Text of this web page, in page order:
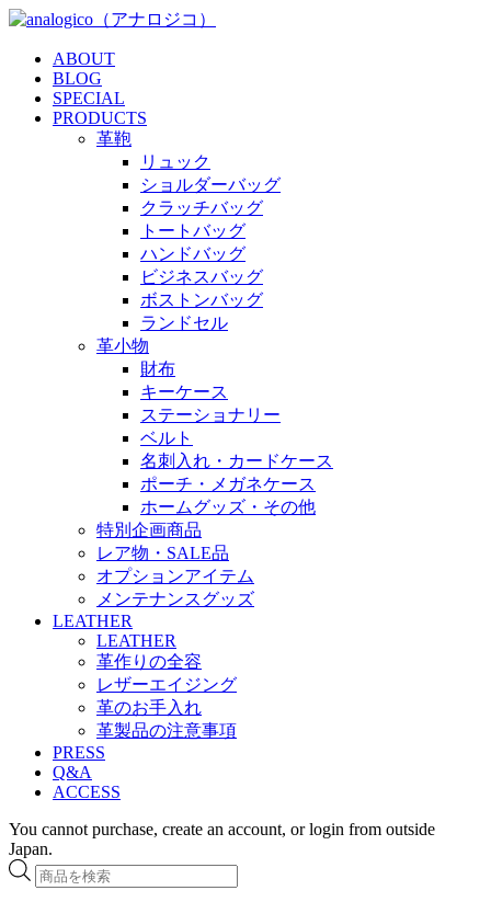
ABOUT
BLOG
SPECIAL
PRODUCTS
革鞄
リュック
ショルダーバッグ
クラッチバッグ
トートバッグ
ハンドバッグ
ビジネスバッグ
ボストンバッグ
ランドセル
革小物
財布
キーケース
ステーショナリー
ベルト
名刺入れ・カードケース
ポーチ・メガネケース
ホームグッズ・その他
特別企画商品
レア物・SALE品
オプションアイテム
メンテナンスグッズ
LEATHER
LEATHER
革作りの全容
レザーエイジング
革のお手入れ
革製品の注意事項
PRESS
Q&A
ACCESS
You cannot purchase, create an account, or login from outside
Japan.
商
品